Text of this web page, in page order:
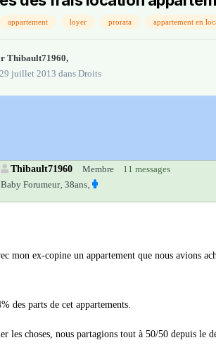
appartement loyer prorata appartement en
Thibault71960,
juillet 2013 dans Droits
Thibault71960 Membre
11 messages
Baby Forumeur‚ 38ans‚
mon ex-copine un appartement que nous avions
des parts de cet appartements.
les choses, nous partagions tout à 50/50 depuis le